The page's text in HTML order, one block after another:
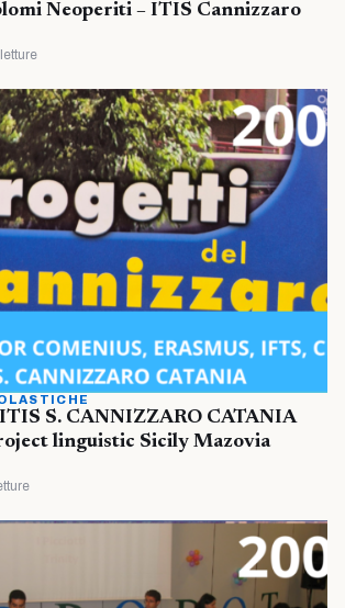
Neoperiti – ITIS Cannizzaro
S. CANNIZZARO CATANIA
linguistic Sicily Mazovia